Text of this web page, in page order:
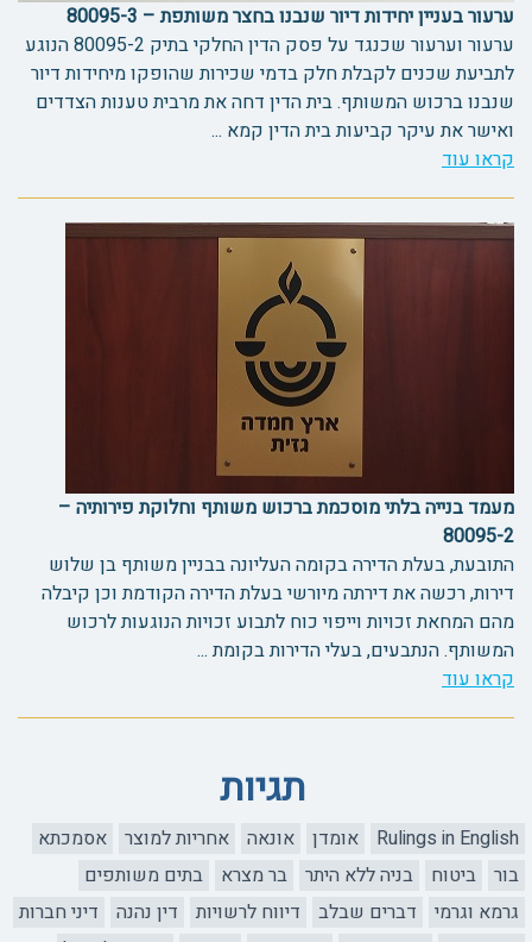
ערעור בעניין יחידות דיור שנבנו בחצר משותפת – 80095-3
ערעור וערעור שכנגד על פסק הדין החלקי בתיק 80095-2 הנוגע
לתביעת שכנים לקבלת חלק בדמי שכירות שהופקו מיחידות דיור
שנבנו ברכוש המשותף. בית הדין דחה את מרבית טענות הצדדים
ואישר את עיקר קביעות בית הדין קמא ...
קראו עוד
מעמד בנייה בלתי מוסכמת ברכוש משותף וחלוקת פירותיה –
80095-2
התובעת, בעלת הדירה בקומה העליונה בבניין משותף בן שלוש
דירות, רכשה את דירתה מיורשי בעלת הדירה הקודמת וכן קיבלה
מהם המחאת זכויות וייפוי כוח לתבוע זכויות הנוגעות לרכוש
המשותף. הנתבעים, בעלי הדירות בקומת ...
קראו עוד
תגיות
Rulings in English אומדן אונאה אחריות למוצר
אסמכתא
בור
ביטוח בניה ללא היתר בר מצרא
בתים משותפים
גרמא וגרמי
דברים שבלב דיווח לרשויות דין נהנה
דיני חברות